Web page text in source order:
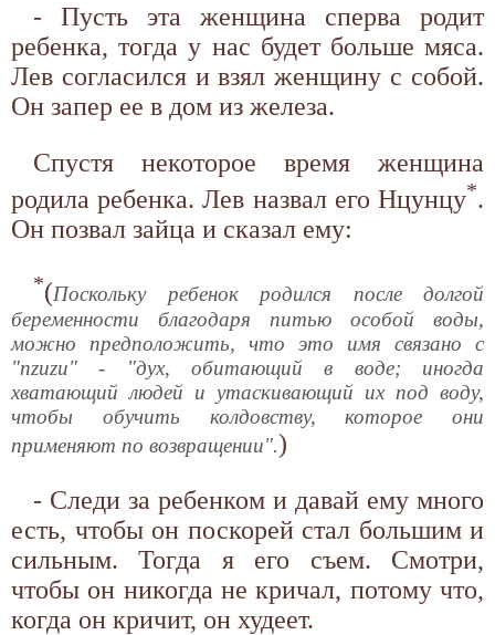
- Пусть эта женщина сперва родит
ребенка, тогда у нас будет больше мяса.
Лев согласился и взял женщину с собой.
Он запер ее в дом из железа.
Спустя некоторое время женщина
родила ребенка. Лев назвал его Нцунцу*.
Он позвал зайца и сказал ему:
*(Поскольку ребенок родился после долгой
беременности благодаря питью особой воды,
можно предположить, что это имя связано с
"nzuzu" - "дух, обитающий в воде; иногда
хватающий людей и утаскивающий их под воду,
чтобы обучить колдовству, которое они
применяют по возвращении".)
- Следи за ребенком и давай ему много
есть, чтобы он поскорей стал большим и
сильным. Тогда я его съем. Смотри,
чтобы он никогда не кричал, потому что,
когда он кричит, он худеет.